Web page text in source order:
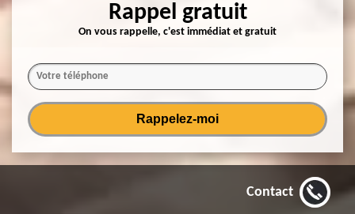
Rappel gratuit
On vous rappelle, c'est immédiat et gratuit
Contact